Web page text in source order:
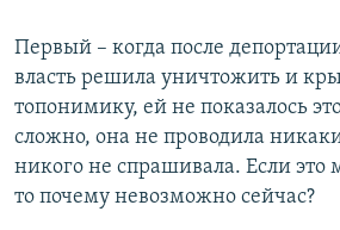
Первый – когда после
власть решила уничтожить и
топонимику, ей не показалось
сложно, она не проводила
никого не спрашивала. Если это
то почему невозможно сейчас?